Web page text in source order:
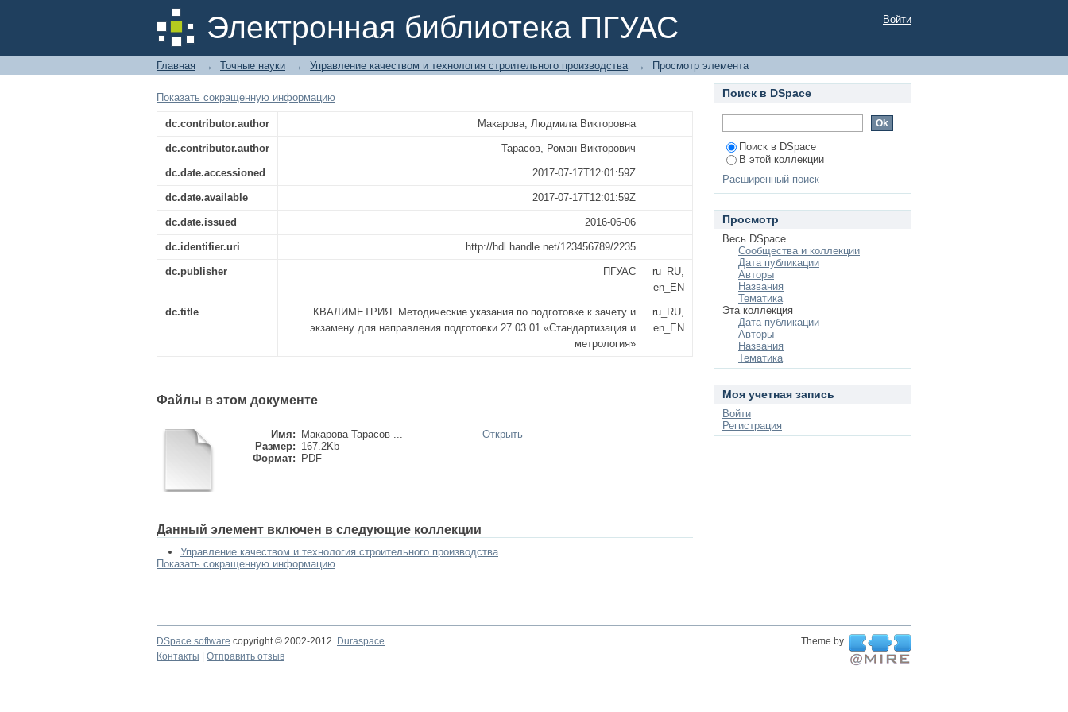
Электронная библиотека ПГУАС
КВАЛИМЕТРИЯ. Методические указания по подготовке к зачету и экзамену
для направления подготовки 27.03.01 «Стандартизация и метрология»
Войти
Главная → Точные науки → Управление качеством и технология строительного производства → Просмотр элемента
Показать сокращенную информацию
dc.contributor.author Макарова, Людмила Викторовна
dc.contributor.author Тарасов, Роман Викторович
dc.date.accessioned 2017-07-17T12:01:59Z
dc.date.available 2017-07-17T12:01:59Z
dc.date.issued 2016-06-06
dc.identifier.uri http://hdl.handle.net/123456789/2235
dc.publisher ПГУАС
ru_RU,
en_EN
dc.title
КВАЛИМЕТРИЯ. Методические указания по подготовке к зачету и
экзамену для направления подготовки 27.03.01 «Стандартизация и
метрология»
ru_RU,
en_EN
Файлы в этом документе
Имя:
Макарова Тарасов ...
Размер: 167.2Kb
Формат:
PDF
Открыть
Данный элемент включен в следующие коллекции
Управление качеством и технология строительного производства
Показать сокращенную информацию
Поиск в DSpace
Поиск в DSpace
В этой коллекции
Расширенный поиск
Просмотр
Весь DSpace
Сообщества и коллекции
Дата публикации
Авторы
Названия
Тематика
Эта коллекция
Дата публикации
Авторы
Названия
Тематика
Моя учетная запись
Войти
Регистрация
DSpace software copyright © 2002-2012 Duraspace
Theme by
Контакты
Отправить отзыв